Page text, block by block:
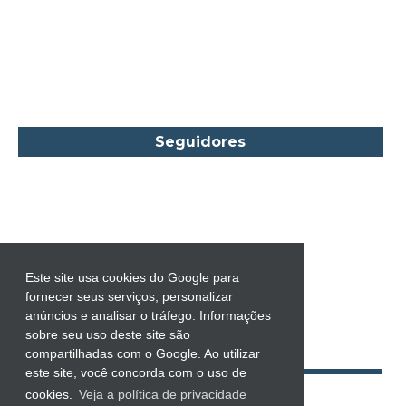
Este site usa cookies do Google para
fornecer seus serviços, personalizar
anúncios e analisar o tráfego. Informações
sobre seu uso deste site são
compartilhadas com o Google. Ao utilizar
este site, você concorda com o uso de
cookies.
Veja a política de privacidade
Caroline Linden
Celeste Bradley
Chantelle Shaw
Charles Dickens
Charlie Donlea
Charlotte Brontë
Charlotte Lamb
Seguidores